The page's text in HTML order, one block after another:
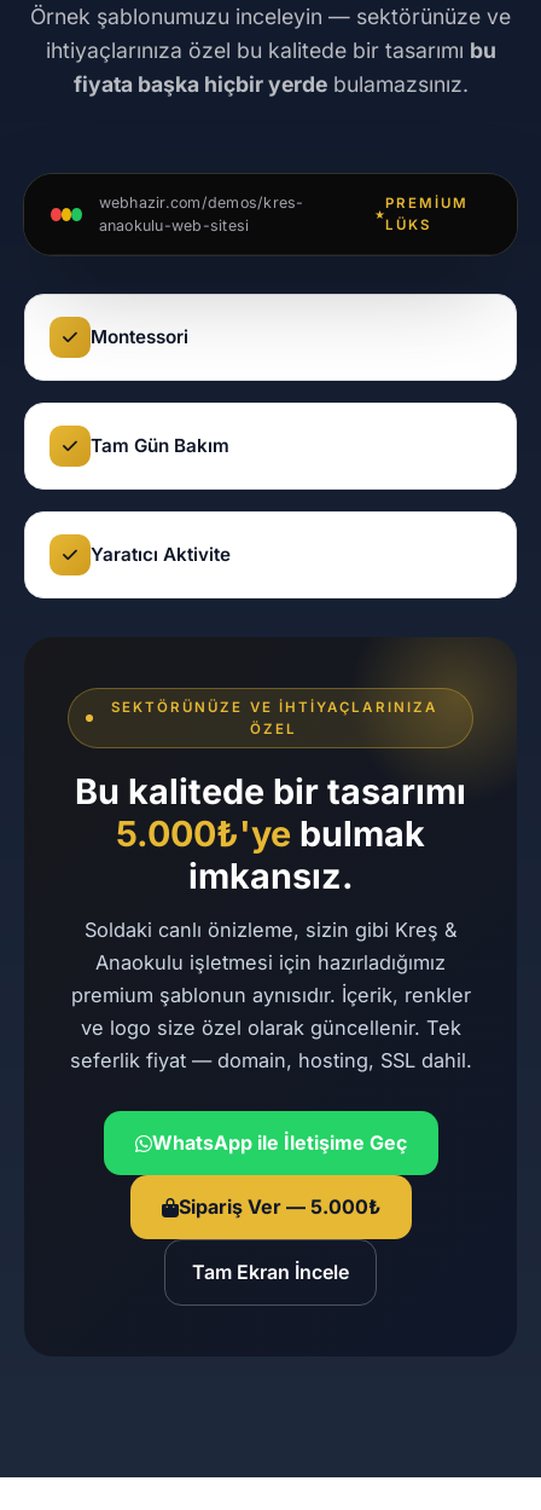
Örnek şablonumuzu inceleyin — sektörünüze ve
ihtiyaçlarınıza özel bu kalitede bir tasarımı bu
fiyata başka hiçbir yerdebulamazsınız.
webhazir.com/demos/kres-
anaokulu-web-sitesi
PREMIUM
LÜKS
Montessori
Tam Gün Bakım
Yaratıcı Aktivite
SEKTÖRÜNÜZE VE İHTIYAÇLARINIZA
ÖZEL
Bu kalitede bir tasarımı
5.000₺'ye bulmak
imkansız.
Soldaki canlı önizleme, sizin gibi Kreş &
Anaokulu işletmesi için hazırladığımız
premium şablonun aynısıdır. İçerik, renkler
ve logo size özel olarak güncellenir. Tek
seferlik fiyat — domain, hosting, SSL dahil.
WhatsApp ile İletişime Geç
Sipariş Ver — 5.000₺
Tam Ekran İncele